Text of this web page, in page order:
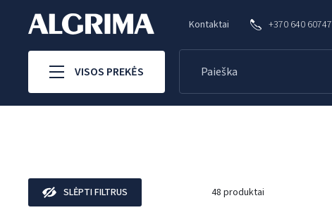
Kontaktai +370 640 60747
VISOS PREKĖS
SLĖPTI FILTRUS 48 produktai